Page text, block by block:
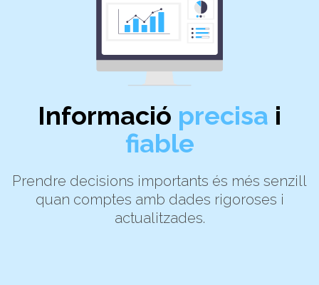
Informació precisa i
fiable
Prendre decisions importants és més senzill
quan comptes amb dades rigoroses i
actualitzades.